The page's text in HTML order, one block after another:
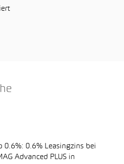
0.6%: 0.6% Leasingzins bei
Advanced PLUS in